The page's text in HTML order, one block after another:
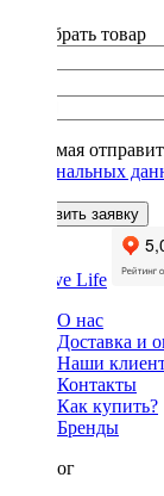
Подобрать товар
Нажимая
персональных
Оставить заявку
О нас
Доставка и
Наши
Контакты
Как купить?
Бренды
Каталог